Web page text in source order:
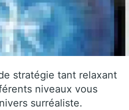
stratégie tant relaxant
niveaux vous
surréaliste.